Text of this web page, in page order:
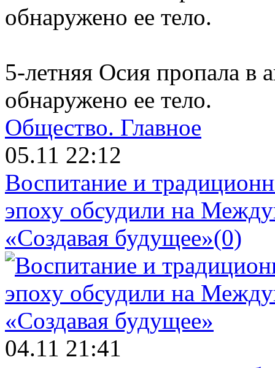
5-летняя Осия пропала в
обнаружено ее тело.
Общество. Главное
05.11 22:12
Воспитание и
эпоху обсудили на
«Создавая будущее»(0)
04.11 21:41